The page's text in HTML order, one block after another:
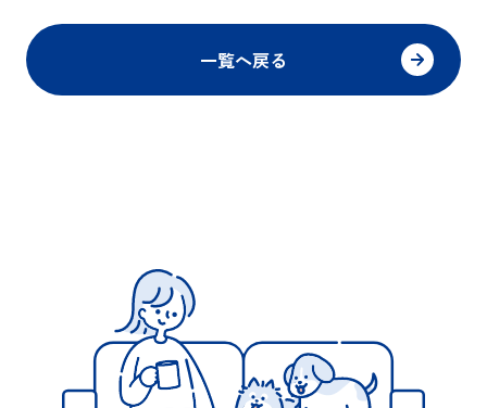
一覧へ戻る